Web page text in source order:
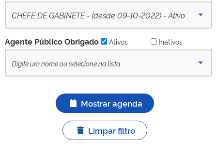
CHEFE DE GABINETE - (desde 09-10-2022) - Ativo
Agente Público Obrigado Ativos Inativos
Mostrar agenda
Limpar filtro